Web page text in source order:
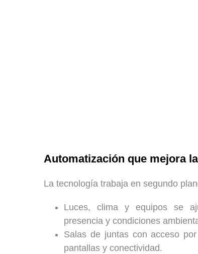
Automatización que mejora
La tecnología trabaja en segundo
Luces, clima y equipos se
presencia y condiciones
Salas de juntas con acceso
pantallas y conectividad.